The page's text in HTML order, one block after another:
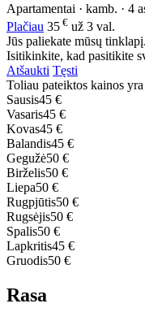
Apartamentai · kamb. · 4
Plačiau 35 € už 3 val.
Jūs paliekate mūsų tinklapį.
Isitikinkite, kad pasitikite
Atšaukti Tęsti
Toliau pateiktos kainos
Sausis45 €
Vasaris45 €
Kovas45 €
Balandis45 €
Gegužė50 €
Birželis50 €
Liepa50 €
Rugpjūtis50 €
Rugsėjis50 €
Spalis50 €
Lapkritis45 €
Gruodis50 €
Rasa